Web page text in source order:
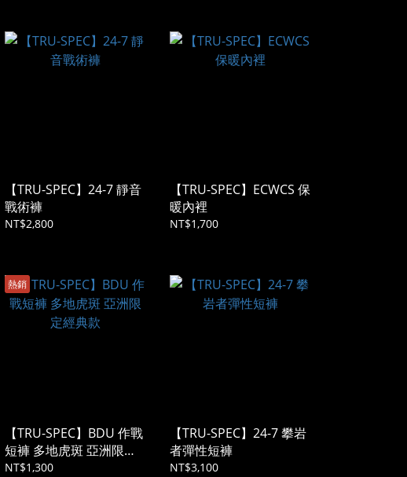
【TRU-SPEC】24-7 靜音
戰術褲
NT$2,800
【TRU-SPEC】ECWCS 保
暖內裡
NT$1,700
熱銷
【TRU-SPEC】BDU 作戰
短褲 多地虎斑 亞洲限定
經典款
NT$1,300
【TRU-SPEC】24-7 攀岩
者彈性短褲
NT$3,100